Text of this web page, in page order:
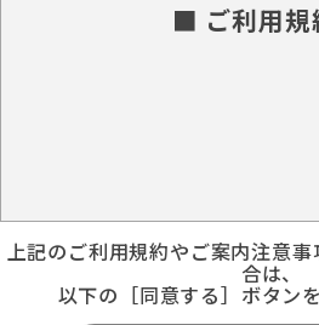
■ ご利用
上記のご利用規約やご案内注意
合は、
以下の［同意する］ボタン